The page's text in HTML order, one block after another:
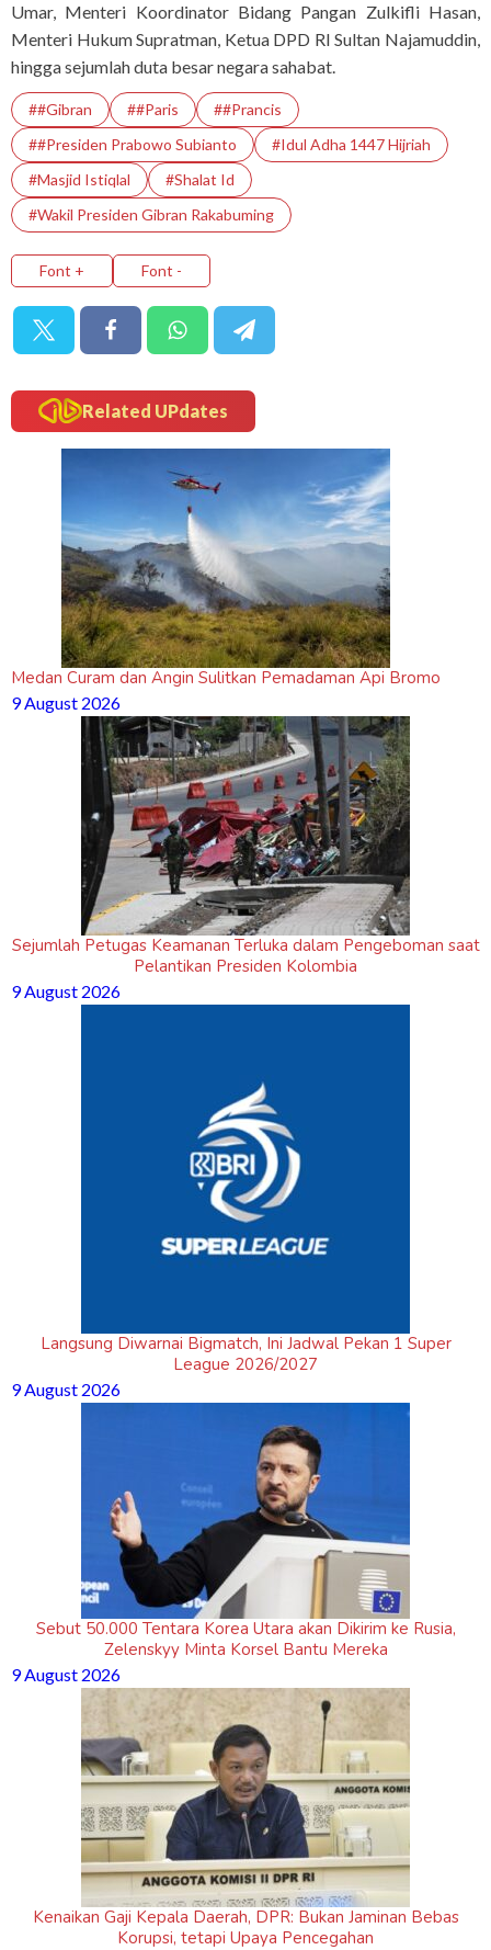
Umar, Menteri Koordinator Bidang Pangan Zulkifli Hasan,
Menteri Hukum Supratman, Ketua DPD RI Sultan Najamuddin,
hingga sejumlah duta besar negara sahabat.
##Gibran ##Paris
##Prancis
##Presiden Prabowo Subianto
#Idul Adha 1447 Hijriah
#Masjid Istiqlal
#Shalat Id
#Wakil Presiden Gibran Rakabuming
Font + Font -
Related UPdates
Medan Curam dan Angin Sulitkan Pemadaman Api Bromo
9 August 2026
Sejumlah Petugas Keamanan Terluka dalam Pengeboman saat
Pelantikan Presiden Kolombia
9 August 2026
Langsung Diwarnai Bigmatch, Ini Jadwal Pekan 1 Super
League 2026/2027
9 August 2026
Sebut 50.000 Tentara Korea Utara akan Dikirim ke Rusia,
Zelenskyy Minta Korsel Bantu Mereka
9 August 2026
Kenaikan Gaji Kepala Daerah, DPR: Bukan Jaminan Bebas
Korupsi, tetapi Upaya Pencegahan